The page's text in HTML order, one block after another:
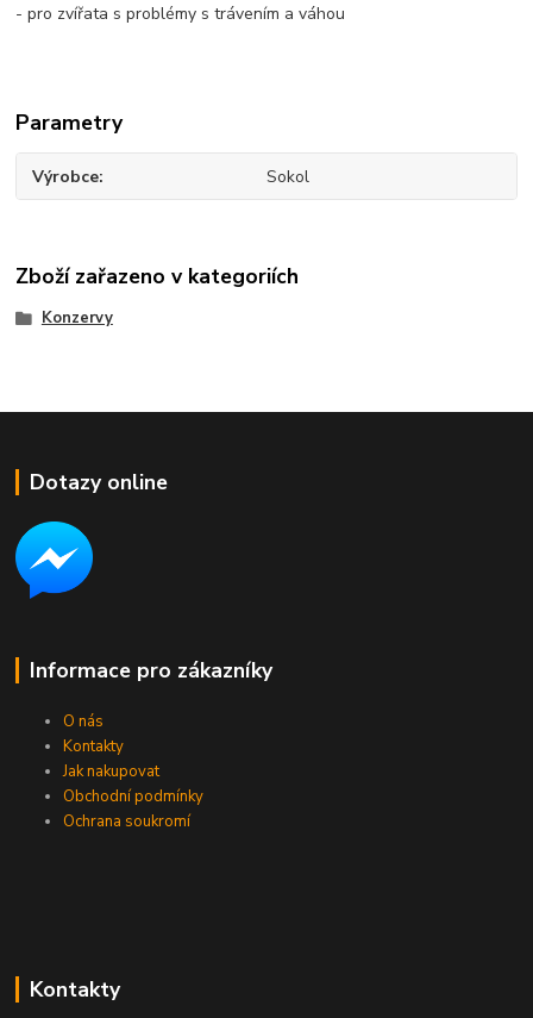
- pro zvířata s problémy s trávením a váhou
Parametry
Výrobce Sokol
Zboží zařazeno v kategoriích
Konzervy
Dotazy online
Informace pro zákazníky
O nás
Kontakty
Jak nakupovat
Obchodní podmínky
Ochrana soukromí
Kontakty